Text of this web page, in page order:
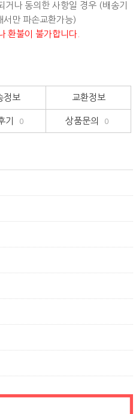
나 동의한 사항일 경우 (배송기
서만 파손교환가능)
환불이 불가합니다.
정보 교환정보
기 0 상품문의 0